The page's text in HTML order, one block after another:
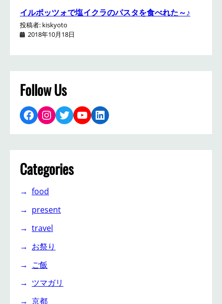
イルポッツォで塩イクラのパスタを食べれた～♪
投稿者: kiskyoto
2018年10月18日
Follow Us
Facebook Instagram Twitter YouTube LinkedIn
Categories
food
present
travel
お祭り
ご飯
ツマガリ
京都